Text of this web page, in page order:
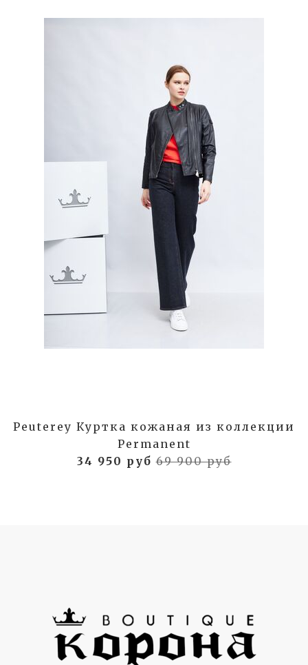
Peuterey Куртка кожаная из коллекции
Permanent
34 950 руб69 900 руб